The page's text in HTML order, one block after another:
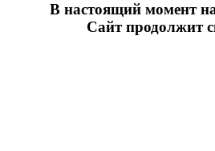
В настоящий момент на
Сайт продолжит